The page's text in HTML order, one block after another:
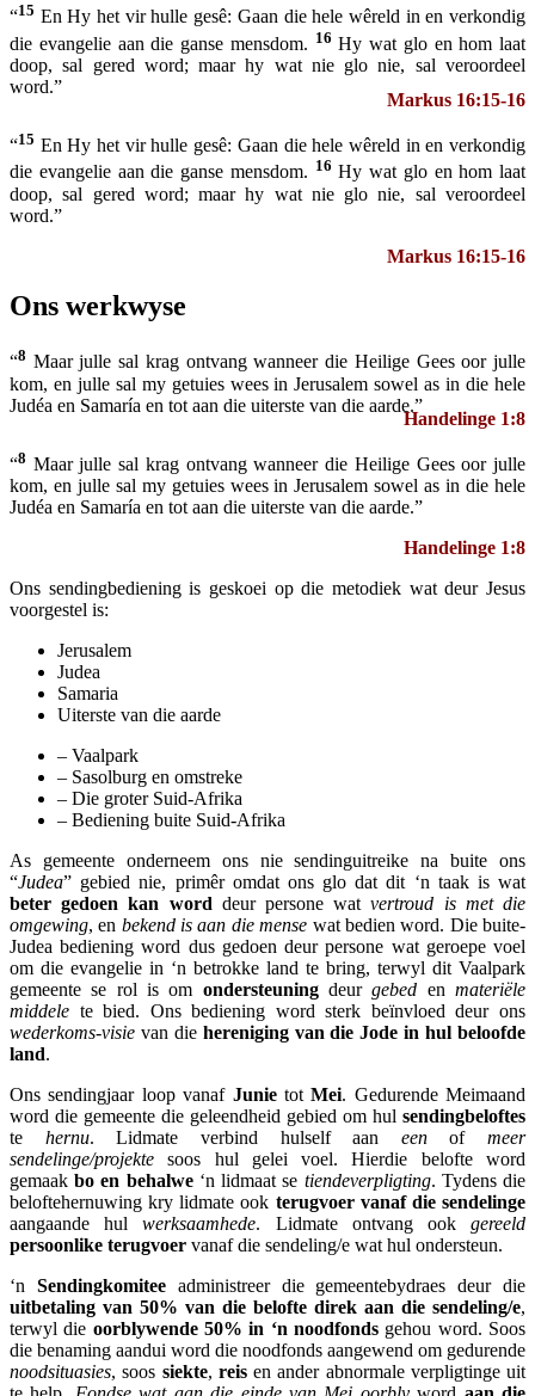
“15 En Hy het vir hulle gesê: Gaan die hele wêreld in en verkondig
die evangelie aan die ganse mensdom. 16 Hy wat glo en hom laat
doop, sal gered word; maar hy wat nie glo nie, sal veroordeel
word.”
Markus 16:15-16
“15 En Hy het vir hulle gesê: Gaan die hele wêreld in en verkondig
die evangelie aan die ganse mensdom. 16 Hy wat glo en hom laat
doop, sal gered word; maar hy wat nie glo nie, sal veroordeel
word.”
Markus 16:15-16
Ons werkwyse
“8 Maar julle sal krag ontvang wanneer die Heilige Gees oor julle
kom, en julle sal my getuies wees in Jerusalem sowel as in die hele
Judéa en Samaría en tot aan die uiterste van die aarde.”
Handelinge 1:8
“8 Maar julle sal krag ontvang wanneer die Heilige Gees oor julle
kom, en julle sal my getuies wees in Jerusalem sowel as in die hele
Judéa en Samaría en tot aan die uiterste van die aarde.”
Handelinge 1:8
Ons sendingbediening is geskoei op die metodiek wat deur Jesus
voorgestel is:
Jerusalem
Judea
Samaria
Uiterste van die aarde
– Vaalpark
– Sasolburg en omstreke
– Die groter Suid-Afrika
– Bediening buite Suid-Afrika
As gemeente onderneem ons nie sendinguitreike na buite ons
“Judea” gebied nie, primêr omdat ons glo dat dit ‘n taak is wat
beter gedoen kan word deur persone watvertroud is met die
omgewing, en bekend is aan die mense wat bedien word. Die buite-
Judea bediening word dus gedoen deur persone wat geroepe voel
om die evangelie in ‘n betrokke land te bring, terwyl dit Vaalpark
gemeente se rol is om ondersteuningdeurgebed enmateriële
middele te bied. Ons bediening word sterk beïnvloed deur ons
wederkoms-visie van die hereniging van die Jode in hul beloofde
land.
Ons sendingjaar loop vanaf JunietotMei. Gedurende Meimaand
word die gemeente die geleendheid gebied om hul sendingbeloftes
te hernu. Lidmate verbind hulself aan eenof meer
sendelinge/projekte soos hul gelei voel. Hierdie belofte word
gemaakbo en behalwe‘n lidmaat se tiendeverpligting. Tydens die
beloftehernuwing kry lidmate ook terugvoer vanaf die sendelinge
aangaande hulwerksaamhede. Lidmate ontvang ookgereeld
persoonlike terugvoer vanaf die sendeling/e wat hul ondersteun.
‘n Sendingkomiteeadministreer die gemeentebydraes deur die
uitbetaling van 50% van die belofte direk aan die sendeling/e,
terwyl die oorblywende 50% in ‘n noodfonds gehou word. Soos
die benaming aandui word die noodfonds aangewend om gedurende
noodsituasies, soos siekte, reisen ander abnormale verpligtinge uit